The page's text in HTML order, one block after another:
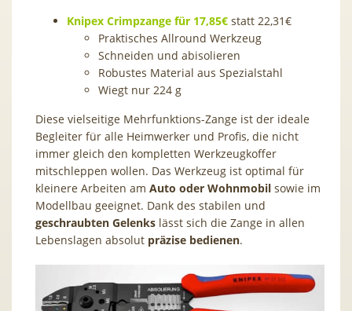
Knipex Crimpzange für 17,85€ statt 22,31€
Praktisches Allround Werkzeug
Schneiden und abisolieren
Robustes Material aus Spezialstahl
Wiegt nur 224 g
Diese vielseitige Mehrfunktions-Zange ist der ideale
Begleiter für alle Heimwerker und Profis, die nicht
immer gleich den kompletten Werkzeugkoffer
mitschleppen wollen. Das Werkzeug ist optimal für
kleinere Arbeiten am Auto oder Wohnmobil sowie im
Modellbau geeignet. Dank des stabilen und
geschraubten Gelenks lässt sich die Zange in allen
Lebenslagen absolut präzise bedienen.